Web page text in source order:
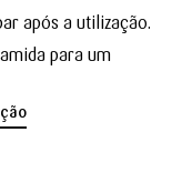
após a utilização.
para um